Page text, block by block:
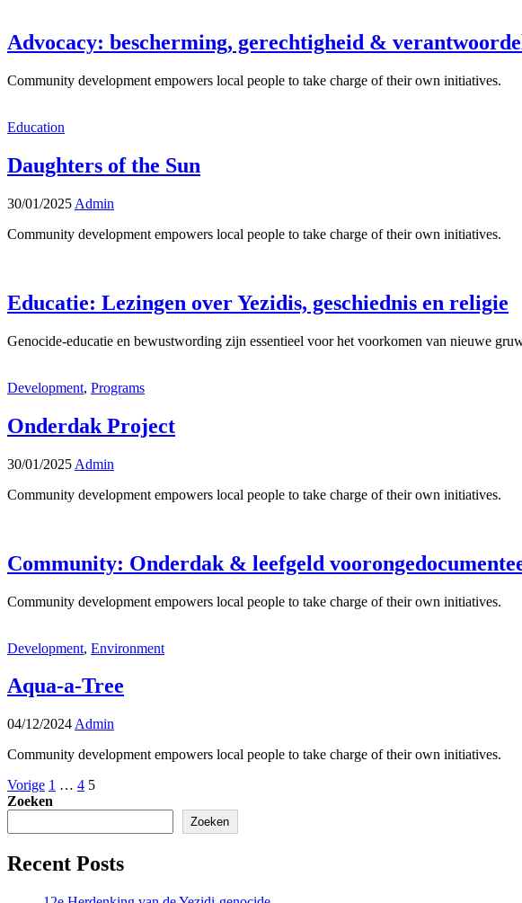
Advocacy: bescherming, gerechtigheid &
Community development empowers local people to take charge of their own initiatives.
Education
Daughters of the Sun
30/01/2025 Admin
Community development empowers local people to take charge of their own initiatives.
Educatie: Lezingen over Yezidis, geschiednis en religie
Genocide-educatie en bewustwording zijn essentieel voor het voorkomen van nieuwe
Development, Programs
Onderdak Project
30/01/2025 Admin
Community development empowers local people to take charge of their own initiatives.
Community: Onderdak & leefgeld
Community development empowers local people to take charge of their own initiatives.
Development, Environment
Aqua-a-Tree
04/12/2024 Admin
Community development empowers local people to take charge of their own initiatives.
Vorige 1 … 4 5
Zoeken
Zoeken
Recent Posts